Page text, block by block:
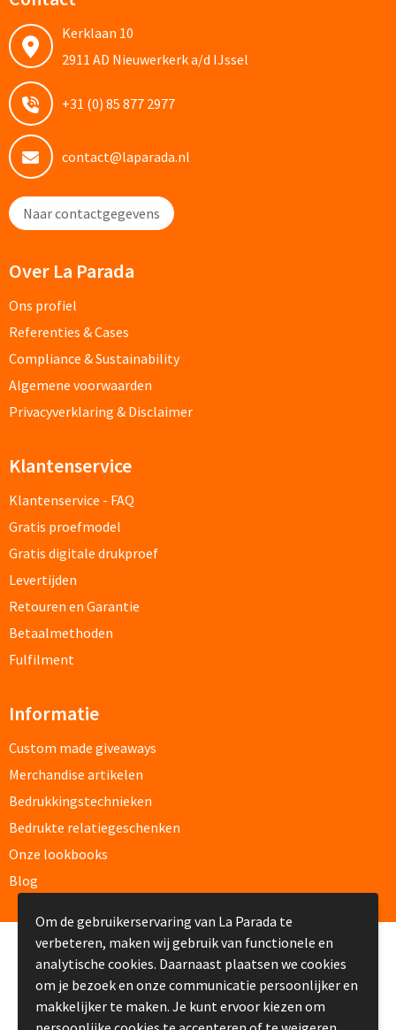
Polo shirts bedrukken
Hoodies bedrukken
Alle textiel artikelen
Bodywarmers & Jassen
Bodywarmers bedrukken
Softshell jassen bedrukken
Jassen bedrukken
Sport T-shirts bedrukken
Sportshorts bedrukken
Training- & Joggingbroeken bedrukken
Alle sportkleding
Caps & Zonnehoedjes
Zonnehoedjes bedrukken
Zonnekleppen bedrukken
Hoedenbanden bedrukken
Custom made
Custom made kleding
Custom made caps
Custom made zonnehoedjes
Custom made bandana's
Kerklaan 10
2911 AD Nieuwerkerk a/d IJssel
+31 (0) 85 877 2977
contact@laparada.nl
Naar contactgegevens
Over La Parada
Ons profiel
Referenties & Cases
Compliance & Sustainability
Algemene voorwaarden
Privacyverklaring & Disclaimer
Klantenservice
Klantenservice - FAQ
Gratis proefmodel
Gratis digitale drukproef
Levertijden
Retouren en Garantie
Betaalmethoden
Fulfilment
Informatie
Custom made giveaways
Merchandise artikelen
Bedrukkingstechnieken
Bedrukte relatiegeschenken
Onze lookbooks
Blog
© Copyright La Parada 2008-2026
Om de gebruikerservaring van La Parada te
verbeteren, maken wij gebruik van functionele en
analytische cookies. Daarnaast plaatsen we cookies
om je bezoek en onze communicatie persoonlijker en
makkelijker te maken. Je kunt ervoor kiezen om